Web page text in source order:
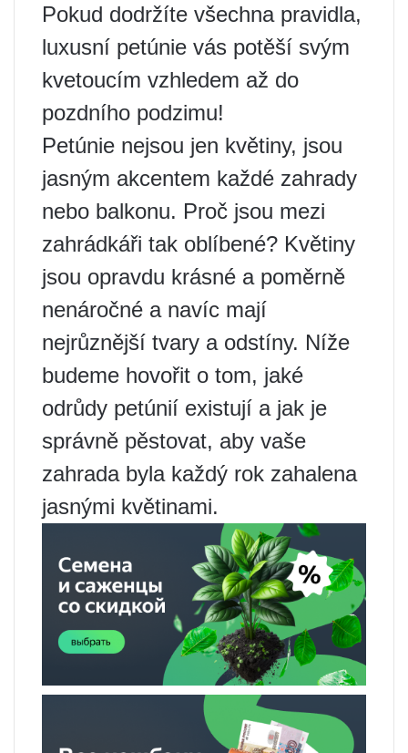
Pokud dodržíte všechna pravidla,
luxusní petúnie vás potěší svým
kvetoucím vzhledem až do
pozdního podzimu!
Petúnie nejsou jen květiny, jsou
jasným akcentem každé zahrady
nebo balkonu. Proč jsou mezi
zahrádkáři tak oblíbené? Květiny
jsou opravdu krásné a poměrně
nenáročné a navíc mají
nejrůznější tvary a odstíny. Níže
budeme hovořit o tom, jaké
odrůdy petúnií existují a jak je
správně pěstovat, aby vaše
zahrada byla každý rok zahalena
jasnými květinami.